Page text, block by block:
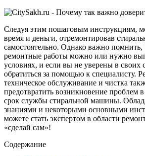
Следуя этим пошаговым инструкциям,
время и деньги, отремонтировав
самостоятельно. Однако важно помнить,
ремонтные работы можно или нужно
условиях, и если вы не уверены в своих
обратиться за помощью к специалисту.
техническое обслуживание и чистка
предотвратить возникновение проблем
срок службы стиральной машины.
знаниями и некоторыми основными
можете стать экспертом в области
«сделай сам»!
Содержание